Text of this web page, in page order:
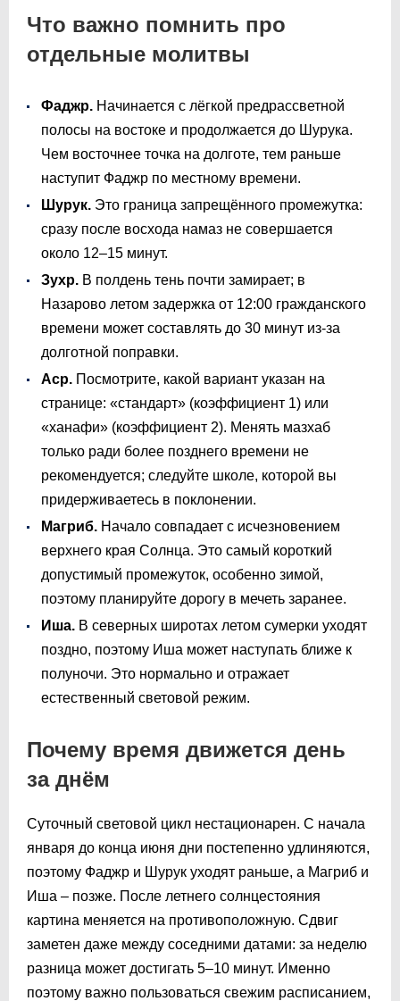
Что важно помнить про
отдельные молитвы
Фаджр. Начинается с лёгкой предрассветной
полосы на востоке и продолжается до Шурука.
Чем восточнее точка на долготе, тем раньше
наступит Фаджр по местному времени.
Шурук. Это граница запрещённого промежутка:
сразу после восхода намаз не совершается
около 12–15 минут.
Зухр. В полдень тень почти замирает; в
Назарово летом задержка от 12:00 гражданского
времени может составлять до 30 минут из-за
долготной поправки.
Аср. Посмотрите, какой вариант указан на
странице: «стандарт» (коэффициент 1) или
«ханафи» (коэффициент 2). Менять мазхаб
только ради более позднего времени не
рекомендуется; следуйте школе, которой вы
придерживаетесь в поклонении.
Магриб. Начало совпадает с исчезновением
верхнего края Солнца. Это самый короткий
допустимый промежуток, особенно зимой,
поэтому планируйте дорогу в мечеть заранее.
Иша. В северных широтах летом сумерки уходят
поздно, поэтому Иша может наступать ближе к
полуночи. Это нормально и отражает
естественный световой режим.
Почему время движется день
за днём
Суточный световой цикл нестационарен. С начала
января до конца июня дни постепенно удлиняются,
поэтому Фаджр и Шурук уходят раньше, а Магриб и
Иша – позже. После летнего солнцестояния
картина меняется на противоположную. Сдвиг
заметен даже между соседними датами: за неделю
разница может достигать 5–10 минут. Именно
поэтому важно пользоваться свежим расписанием,